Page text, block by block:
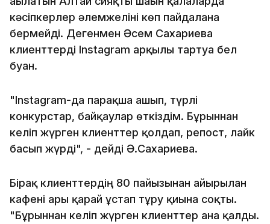
кәсіпкерлер әлемжеліні көп пайдалана
бермейді. Дегенмен Әсем Сахариева
клиенттерді Instagram арқылы тартуға бел
буған.
"Instagram-да парақша ашып, түрлі
конкурстар, байқаулар өткіздім. Бұрыннан
келіп жүрген клиенттер қолдап, репост, лайк
басып жүрді", - дейді Ә.Сахариева.
Бірақ клиенттердің 80 пайызынан айырылған
кафені ары қарай ұстап тұру қиынға соқты.
"Бұрыннан келіп жүрген клиенттер ғана қалды.